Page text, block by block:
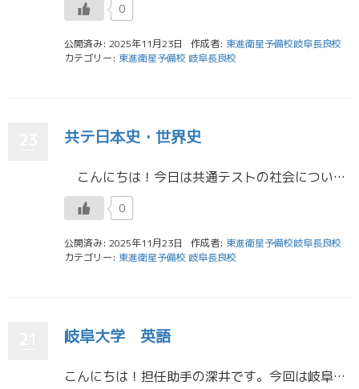
0
公開済み: 2025年11月23日 作成者: 東進衛星予備校岐阜長良校
カテゴリー: 東進衛星予備校 岐阜長良校
共テ日本史・世界史
こんにちは！今日は共通テストの社会について書こうと思います。 私は文系で社会は日本史と世界史の２つを選択していました。どちらも歴史で暗記科目ですが問題の特徴は少し違っていたかなと思います。日本史は資料の読み取りが多く […]
0
公開済み: 2025年11月23日 作成者: 東進衛星予備校岐阜長良校
カテゴリー: 東進衛星予備校 岐阜長良校
岐阜大学 英語
こんにちは！担任助手の深井です。今回は岐阜大学、二次試験の英語について書こうと思います。 岐阜大学の英語試験は、2つの大問（医学部医学科・共同獣医学科は3つ）で構成され、試験時間は90分です。出題はすべて英文で、空所補充 […]